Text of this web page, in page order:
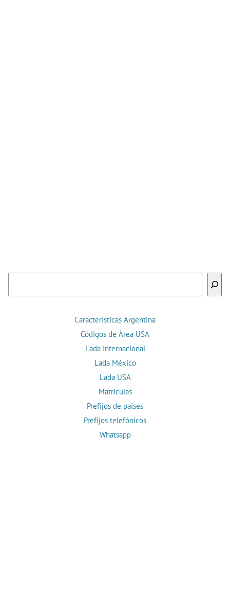
Características Argentina
Códigos de Área USA
Lada Internacional
Lada México
Lada USA
Matrículas
Prefijos de países
Prefijos telefónicos
Whatsapp